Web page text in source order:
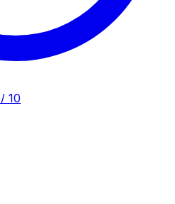
/ 10